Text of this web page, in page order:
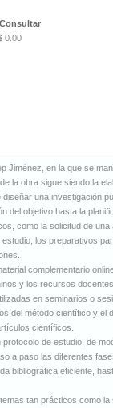
Consultar
0.00
Jiménez, en la que se
la obra sigue siendo la
una investigación
del objetivo hasta la
como la solicitud de una
los preparativos
complementario
y los recursos
en seminarios o
del método científico y el
científicos.
de estudio, de
a paso las diferentes
bibliográfica eficiente,
tan prácticos como la